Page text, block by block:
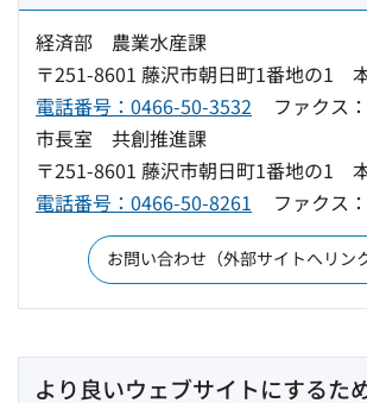
経済部 農業水産課
〒251-8601 藤沢市朝日町1番地の1
電話番号：0466-50-3532
ファクス
市長室 共創推進課
〒251-8601 藤沢市朝日町1番地の1
電話番号：0466-50-8261
ファクス
お問い合わせ（外部サイトへリンク
より良いウェブサイトにするた